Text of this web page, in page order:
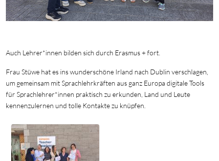
Auch Lehrer*innen bilden sich durch Erasmus + fort.
Frau Stüwe hat es ins wunderschöne Irland nach Dublin verschlagen,
um gemeinsam mit Sprachlehrkräften aus ganz Europa digitale Tools
für Sprachlehrer*innen praktisch zu erkunden, Land und Leute
kennenzulernen und tolle Kontakte zu knüpfen.